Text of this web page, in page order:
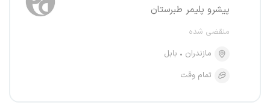
پیشرو پلیمر طبرستان
منقضی شده
مازندران
بابل
تمام وقت